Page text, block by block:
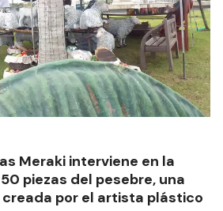
Meraki interviene en la
piezas del pesebre, una
por el artista plástico